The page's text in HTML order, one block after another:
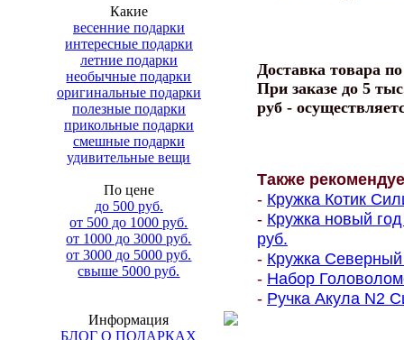
Какие
весенние подарки
интересные подарки
летние подарки
необычные подарки
оригинальные подарки
полезные подарки
прикольные подарки
смешные подарки
удивительные вещи
По цене
до 500 руб.
от 500 до 1000 руб.
от 1000 до 3000 руб.
от 3000 до 5000 руб.
свыше 5000 руб.
Информация
БЛОГ О ПОДАРКАХ
Доставка товара
При заказе до 5
руб -
Также
- Кружка Котик
- Кружка новый
руб.
- Кружка
- Набор
- Ручка Акула N2